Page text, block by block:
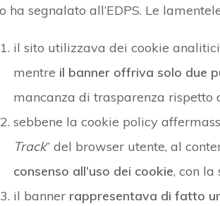
ha segnalato all’EDPS. Le
il sito utilizzava dei cookie
mentre il banner offriva solo due
mancanza di trasparenza
sebbene la cookie policy
Track” del browser utente, al
consenso all’uso dei cookie, con la
il banner rappresentava di fatto